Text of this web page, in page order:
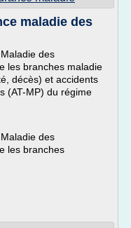
maladie des
des
les branches maladie
décès) et accidents
(AT-MP) du régime
des
les branches